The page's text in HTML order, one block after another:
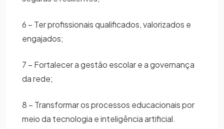
6 – Ter profissionais qualificados, valorizados e
engajados;
7 – Fortalecer a gestão escolar e a governança
da rede;
8 – Transformar os processos educacionais por
meio da tecnologia e inteligência artificial.